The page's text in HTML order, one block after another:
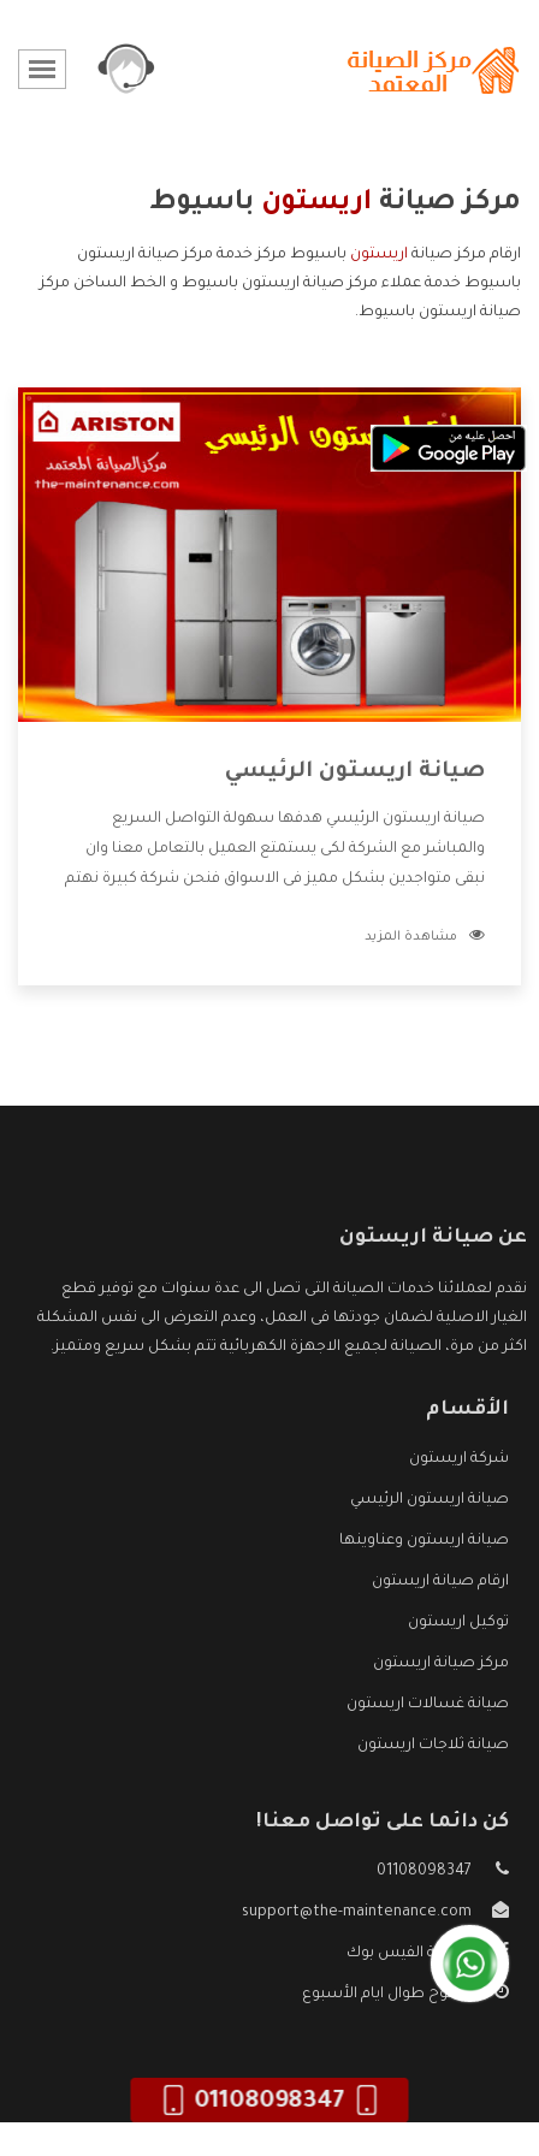
مركز صيانة اريستون باسيوط
ارقام مركز صيانة اريستون باسيوط مركز خدمة مركز صيانة اريستون
باسيوط خدمة عملاء مركز صيانة اريستون باسيوط و الخط الساخن مركز
صيانة اريستون باسيوط.
صيانة اريستون الرئيسي
صيانة اريستون الرئيسي هدفها سهولة التواصل السريع
والمباشر مع الشركة لكى يستمتع العميل بالتعامل معنا وان
نبقى متواجدين بشكل مميز فى الاسواق فنحن شركة كبيرة نهتم
الشركة بها والتى تكون منها خدمة الصيانة التى تكون من أهم
مشاهدة المزيد
عن صيانة اريستون
نقدم لعملائنا خدمات الصيانة التى تصل الى عدة سنوات مع توفير قطع
الغيار الاصلية لضمان جودتها فى العمل، وعدم التعرض الى نفس المشكلة
اكثر من مرة، الصيانة لجميع الاجهزة الكهربائية تتم بشكل سريع ومتميز.
الأقسام
شركة اريستون
صيانة اريستون الرئيسي
صيانة اريستون وعناوينها
ارقام صيانة اريستون
توكيل اريستون
مركز صيانة اريستون
صيانة غسالات اريستون
صيانة ثلاجات اريستون
كن دائما على تواصل معنا!
01108098347
support@the-maintenance.com
صفحة الفيس بوك
مفتوح طوال ايام الأسبوع
01108098347